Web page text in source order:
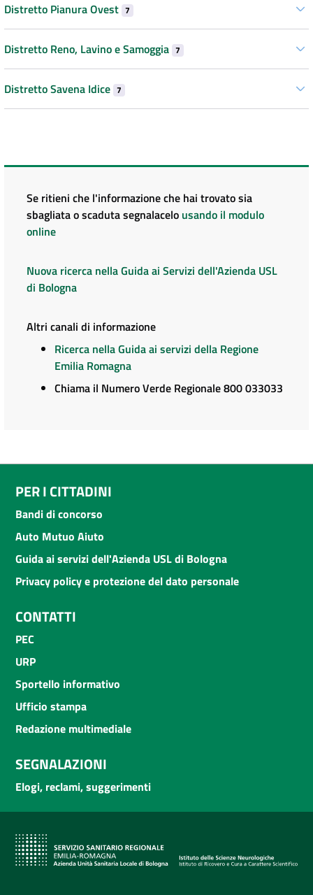
Distretto Pianura Ovest 7
Distretto Reno, Lavino e Samoggia 7
Distretto Savena Idice 7
Se ritieni che l'informazione che hai trovato sia
sbagliata o scaduta segnalacelo usando il modulo
online
Nuova ricerca nella Guida ai Servizi dell'Azienda USL
di Bologna
Altri canali di informazione
Ricerca nella Guida ai servizi della Regione
Emilia Romagna
Chiama il Numero Verde Regionale 800 033033
PER I CITTADINI
Bandi di concorso
Auto Mutuo Aiuto
Guida ai servizi dell'Azienda USL di Bologna
Privacy policy e protezione del dato personale
CONTATTI
PEC
URP
Sportello informativo
Ufficio stampa
Redazione multimediale
SEGNALAZIONI
Elogi, reclami, suggerimenti